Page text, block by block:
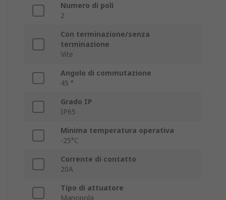
Numero di poli
2
Con terminazione/senza
terminazione
Vite
Angolo di commutazione
45 °
Grado IP
IP65
Minima temperatura operativa
-25°C
Corrente di contatto
20A
Tipo di attuatore
Manopola